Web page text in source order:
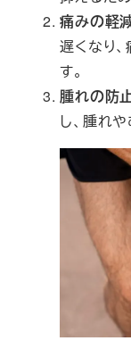
痛みの軽
遅くなり
す。
腫れの防
し、腫れ